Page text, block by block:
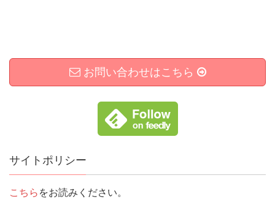
お問い合わせはこちら
サイトポリシー
こちら をお読みください。